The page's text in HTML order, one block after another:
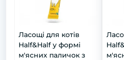
Ласощі для котів
Half&Half у формі
м'ясних паличок з